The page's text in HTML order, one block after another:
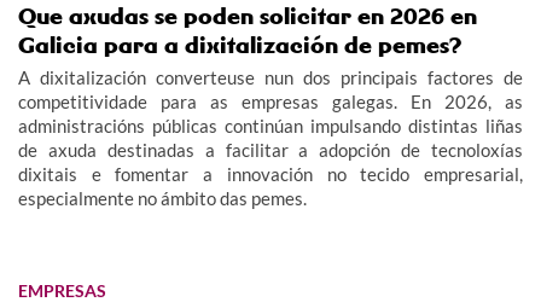
Que axudas se poden solicitar en 2026 en
Galicia para a dixitalización de pemes?
A dixitalización converteuse nun dos principais factores de
competitividade para as empresas galegas. En 2026, as
administracións públicas continúan impulsando distintas liñas
de axuda destinadas a facilitar a adopción de tecnoloxías
dixitais e fomentar a innovación no tecido empresarial,
especialmente no ámbito das pemes.
EMPRESAS